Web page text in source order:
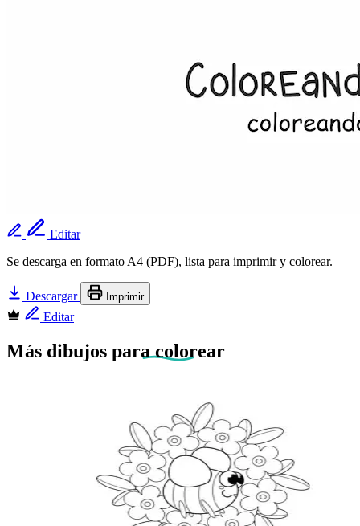
Editar
Se descarga en formato A4 (PDF), lista para imprimir y colorear.
Descargar Imprimir
Editar
Más dibujos para colorear